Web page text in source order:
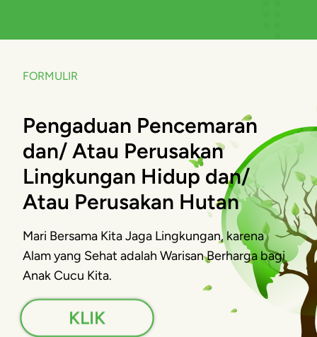
FORMULIR
Pengaduan Pencemaran
dan/ Atau Perusakan
Lingkungan Hidup dan/
Atau Perusakan Hutan
Mari Bersama Kita Jaga Lingkungan, karena
Alam yang Sehat adalah Warisan Berharga bagi
Anak Cucu Kita.
KLIK